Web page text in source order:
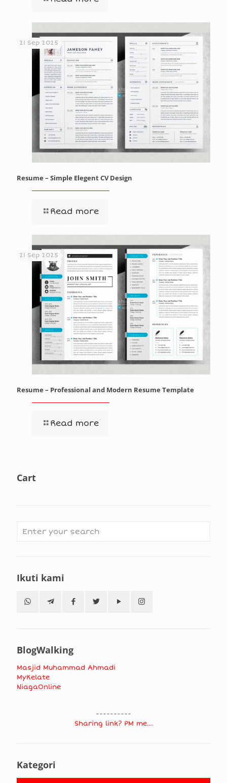
21 Sep 2025
Resume – Simple Elegent CV Design
Read more
21 Sep 2025
Resume – Professional and Modern Resume Template
Read more
Cart
Ikuti kami
BlogWalking
Masjid Muhammad Ahmadi
MyKelate
NiagaOnline
----------
Sharing link? PM me...
Kategori